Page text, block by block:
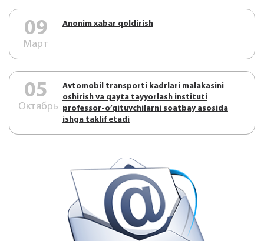
09
Март
Аnonim xabar qoldirish
05
Октябрь
Аvtоmоbil trаnspоrti kаdrlаri mаlаkаsini
оshirish vа qаytа tаyyorlаsh instituti
prоfеssоr-o’qituvchilаrni sоаtbаy аsоsidа
ishgа tаklif etаdi